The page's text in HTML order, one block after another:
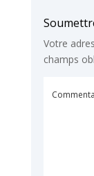
Votre
champs